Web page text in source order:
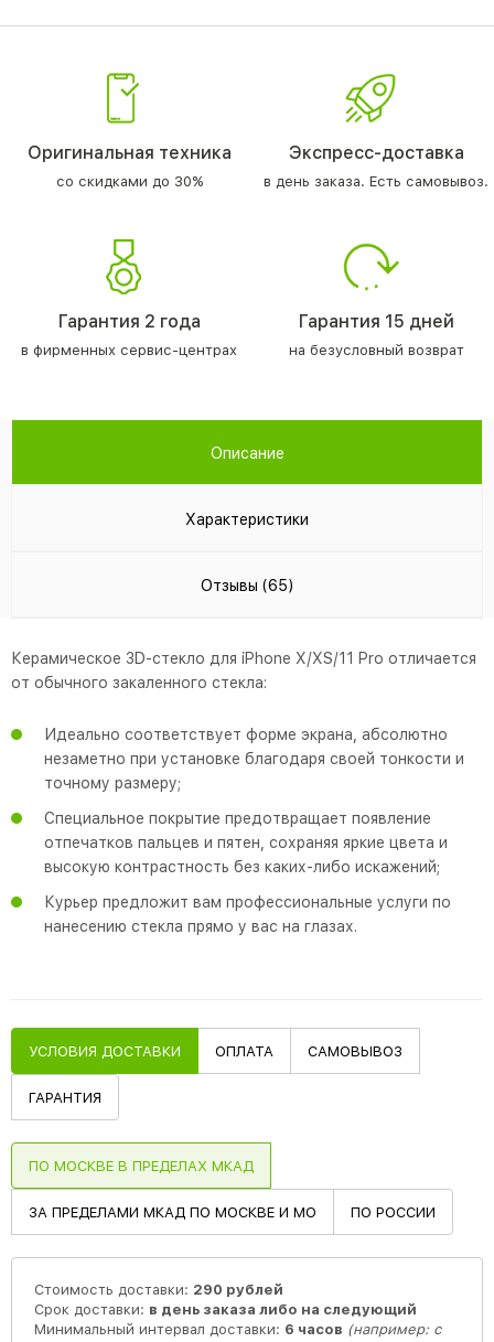
Оригинальная техника
со скидками до 30%
Экспресс-доставка
в день заказа. Есть самовывоз.
Гарантия 2 года
в фирменных сервис-центрах
Гарантия 15 дней
на безусловный возврат
Описание
Характеристики
Отзывы (65)
Керамическое 3D-стекло для iPhone X/XS/11 Pro отличается
от обычного закаленного стекла:
Идеально соответствует форме экрана, абсолютно
незаметно при установке благодаря своей тонкости и
точному размеру;
Специальное покрытие предотвращает появление
отпечатков пальцев и пятен, сохраняя яркие цвета и
высокую контрастность без каких-либо искажений;
Курьер предложит вам профессиональные услуги по
нанесению стекла прямо у вас на глазах.
УСЛОВИЯ ДОСТАВКИ ОПЛАТА САМОВЫВОЗ
ГАРАНТИЯ
ПО МОСКВЕ В ПРЕДЕЛАХ МКАД
ЗА ПРЕДЕЛАМИ МКАД ПО МОСКВЕ И МО ПО РОССИИ
Стоимость доставки: 290 рублей
Срок доставки: в день заказа либо на следующий
Минимальный интервал доставки: 6 часов (например: с